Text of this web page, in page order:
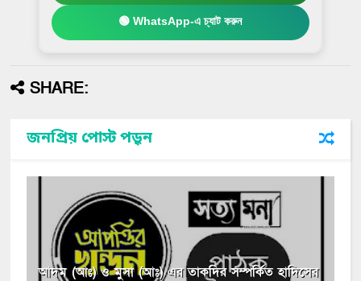
🟢 WhatsApp-এ চ্যাট করুন
SHARE:
জনপ্রিয় পোস্ট পড়ুন
আদম (আঃ) ও মুসা (আঃ) এর তাকদির সম্পর্কিত হাদিসের